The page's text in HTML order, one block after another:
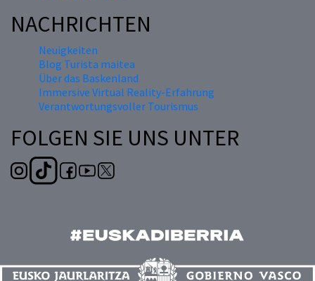
NACHRICHTEN
Neuigkeiten
Blog Turista maitea
Über das Baskenland
Immersive Virtual Reality-Erfahrung
Verantwortungsvoller Tourismus
FOLGEN SIE UNS UNTER